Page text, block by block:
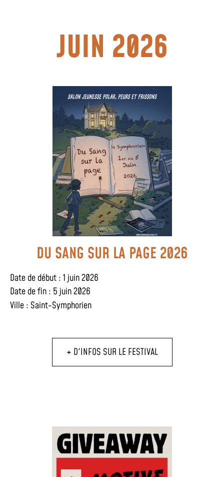
JUIN 2026
DU SANG SUR LA PAGE 2026
Date de début : 1 juin 2026
Date de fin : 5 juin 2026
Ville : Saint-Symphorien
+ D'INFOS SUR LE FESTIVAL